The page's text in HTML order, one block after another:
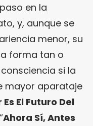
en la
y, aunque se
menor, su
forma tan o
si la
mayor aparataje
Es El Futuro Del
Ahora Sí, Antes